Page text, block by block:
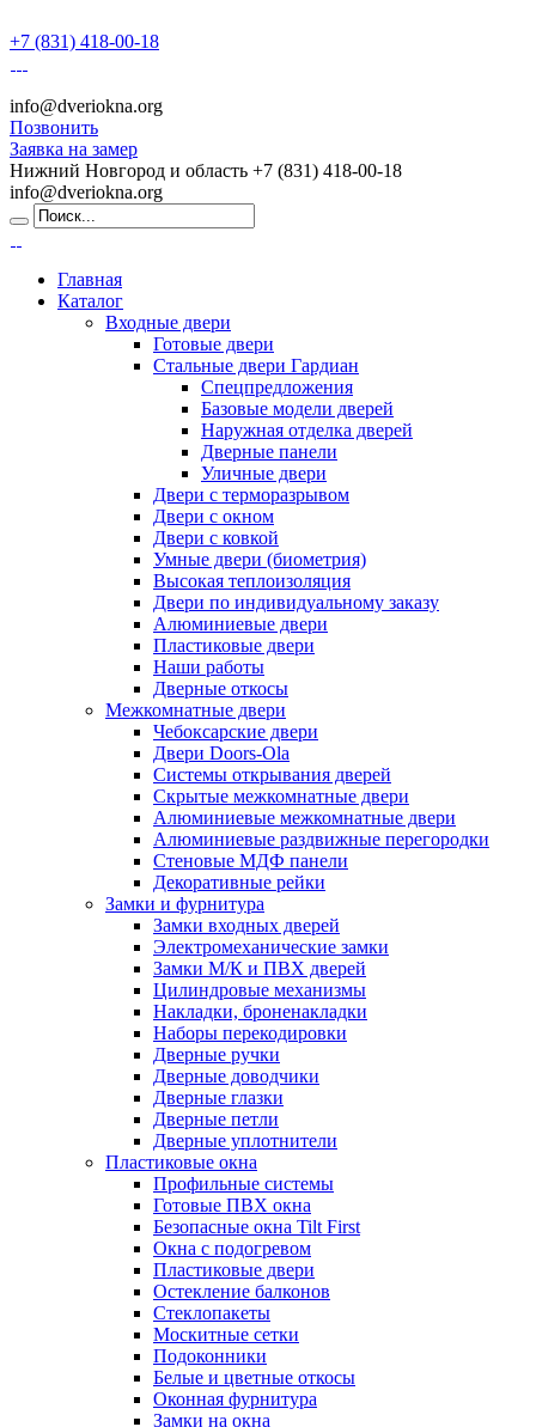
+7 (831) 418-00-18
info@dveriokna.org
Позвонить
Заявка на замер
Нижний Новгород и область +7 (831) 418-00-18
info@dveriokna.org
Главная
Каталог
Входные двери
Готовые двери
Стальные двери Гардиан
Спецпредложения
Базовые модели дверей
Наружная отделка дверей
Дверные панели
Уличные двери
Двери с терморазрывом
Двери с окном
Двери с ковкой
Умные двери (биометрия)
Высокая теплоизоляция
Двери по индивидуальному заказу
Алюминиевые двери
Пластиковые двери
Наши работы
Дверные откосы
Межкомнатные двери
Чебоксарские двери
Двери Doors-Ola
Системы открывания дверей
Скрытые межкомнатные двери
Алюминиевые межкомнатные двери
Алюминиевые раздвижные перегородки
Стеновые МДФ панели
Декоративные рейки
Замки и фурнитура
Замки входных дверей
Электромеханические замки
Замки М/К и ПВХ дверей
Цилиндровые механизмы
Накладки, броненакладки
Наборы перекодировки
Дверные ручки
Дверные доводчики
Дверные глазки
Дверные петли
Дверные уплотнители
Пластиковые окна
Профильные системы
Готовые ПВХ окна
Безопасные окна Tilt First
Окна с подогревом
Пластиковые двери
Остекление балконов
Стеклопакеты
Москитные сетки
Подоконники
Белые и цветные откосы
Оконная фурнитура
Замки на окна